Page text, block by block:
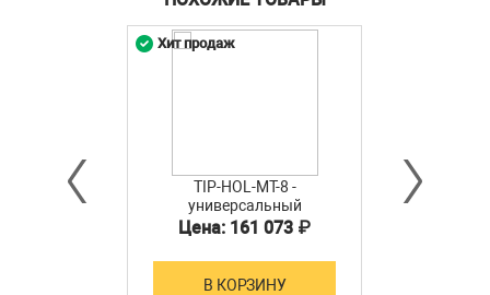
TIP-HOL-MT-8 -
универсальный
монитор-тестер
AHD/CVI/TVI/CVBS/SDI и
IP-видеосистем
Цена: 161 073 ₽
В КОРЗИНУ
Хит продаж